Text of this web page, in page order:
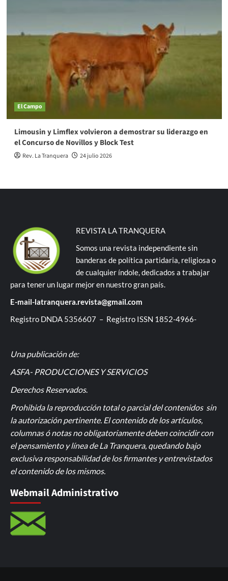
El Campo
Limousin y Limflex volvieron a demostrar su liderazgo en
el Concurso de Novillos y Block Test
Rev. La Tranquera 24 julio 2026
REVISTA LA TRANQUERA
Somos una revista independiente sin
banderas de política partidaria, religiosa o
de cualquier índole, dedicados a trabajar
para tener un lugar mejor en nuestro gran país.
E-mail-latranquera.revista@gmail.com
Registro DNDA 5356607 – Registro ISSN 1852-4966-
Una publicación de:
ASFA- PRODUCCIONES Y SERVICIOS
Derechos Reservados.
Prohibida la reproducción total o parcial del contenidos sin
la autorización pertinente. El contenido de los artículos,
columnas ó notas no obligatoriamente deben coincidir con
el pensamiento y línea de La Tranquera, quedando bajo
exclusiva responsabilidad de los firmantes y entrevistados
el contenido de los mismos.
Webmail Administrativo